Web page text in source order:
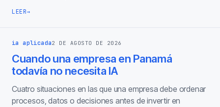
LEER→
ia aplicada2 DE AGOSTO DE 2026
Cuando una empresa en Panamá
todavía no necesita IA
Cuatro situaciones en las que una empresa debe ordenar
procesos, datos o decisiones antes de invertir en